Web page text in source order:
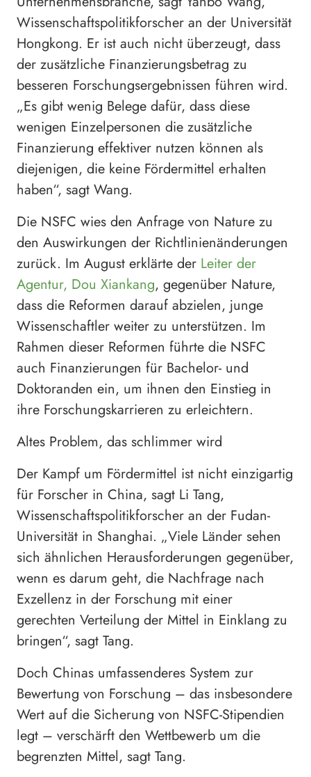
Wissenschaftspolitikforscher an der Universität
Hongkong. Er ist auch nicht überzeugt, dass
der zusätzliche Finanzierungsbetrag zu
besseren Forschungsergebnissen führen wird.
„Es gibt wenig Belege dafür, dass diese
wenigen Einzelpersonen die zusätzliche
Finanzierung effektiver nutzen können als
diejenigen, die keine Fördermittel erhalten
haben“, sagt Wang.
Die NSFC wies den Anfrage von Nature zu
den Auswirkungen der Richtlinienänderungen
zurück. Im August erklärte der Leiter der
Agentur, Dou Xiankang, gegenüber Nature,
dass die Reformen darauf abzielen, junge
Wissenschaftler weiter zu unterstützen. Im
Rahmen dieser Reformen führte die NSFC
auch Finanzierungen für Bachelor- und
Doktoranden ein, um ihnen den Einstieg in
ihre Forschungskarrieren zu erleichtern.
Altes Problem, das schlimmer wird
Der Kampf um Fördermittel ist nicht einzigartig
für Forscher in China, sagt Li Tang,
Wissenschaftspolitikforscher an der Fudan-
Universität in Shanghai. „Viele Länder sehen
sich ähnlichen Herausforderungen gegenüber,
wenn es darum geht, die Nachfrage nach
Exzellenz in der Forschung mit einer
gerechten Verteilung der Mittel in Einklang zu
bringen“, sagt Tang.
Doch Chinas umfassenderes System zur
Bewertung von Forschung – das insbesondere
Wert auf die Sicherung von NSFC-Stipendien
legt – verschärft den Wettbewerb um die
begrenzten Mittel, sagt Tang.